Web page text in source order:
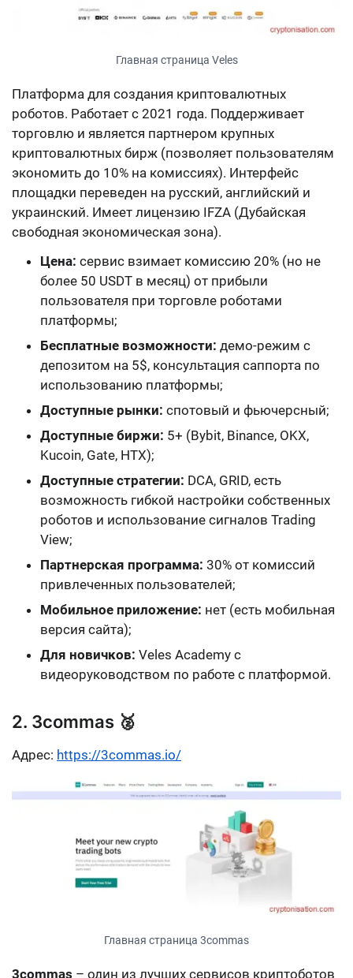
Главная страница Veles
Платформа для создания криптовалютных
роботов. Работает с 2021 года. Поддерживает
торговлю и является партнером крупных
криптовалютных бирж (позволяет пользователям
экономить до 10% на комиссиях). Интерфейс
площадки переведен на русский, английский и
украинский. Имеет лицензию IFZA (Дубайская
свободная экономическая зона).
Цена: сервис взимает комиссию 20% (но не
более 50 USDT в месяц) от прибыли
пользователя при торговле роботами
платформы;
Бесплатные возможности: демо-режим с
депозитом на 5$, консультация саппорта по
использованию платформы;
Доступные рынки: спотовый и фьючерсный;
Доступные биржи: 5+ (Bybit, Binance, OKX,
Kucoin, Gate, HTX);
Доступные стратегии: DCA, GRID, есть
возможность гибкой настройки собственных
роботов и использование сигналов Trading
View;
Партнерская программа: 30% от комиссий
привлеченных пользователей;
Мобильное приложение: нет (есть мобильная
версия сайта);
Для новичков: Veles Academy с
видеоруководством по работе с платформой.
2. 3commas 🥈
Адрес: https://3commas.io/
Главная страница 3commas
3сommas – один из лучших сервисов криптоботов